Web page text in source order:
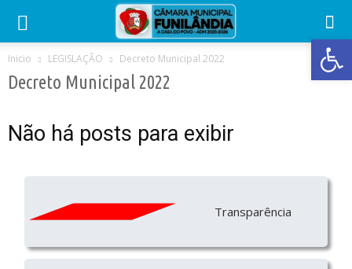
Abrir
Inicio LEGISLAÇÃO Decreto Municipal 2022
Decreto Municipal 2022
Não há posts para exibir
Transparência